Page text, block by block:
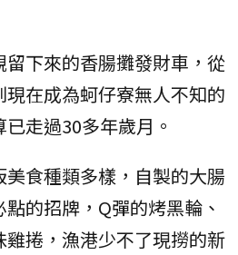
下來的香腸攤發財車，從
在成為蚵仔寮無人不知的
已走過30多年歲月。
食種類多樣，自製的大腸
的招牌，Q彈的烤黑輪、
捲，漁港少不了現撈的新